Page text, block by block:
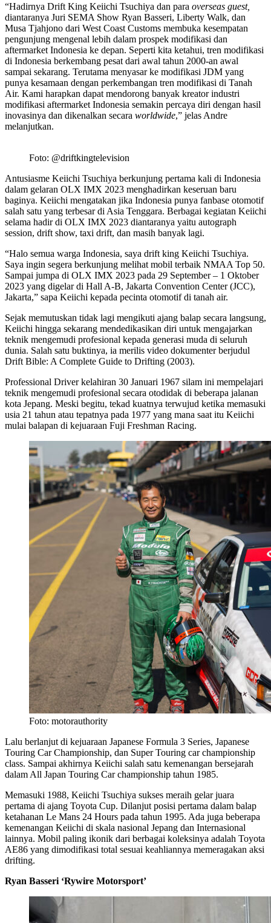
“Hadirnya Drift King Keiichi Tsuchiya dan para overseas guest,
diantaranya Juri SEMA Show Ryan Basseri, Liberty Walk, dan
Musa Tjahjono dari West Coast Customs membuka kesempatan
pengunjung mengenal lebih dalam prospek modifikasi dan
aftermarket Indonesia ke depan. Seperti kita ketahui, tren modifikasi
di Indonesia berkembang pesat dari awal tahun 2000-an awal
sampai sekarang. Terutama menyasar ke modifikasi JDM yang
punya kesamaan dengan perkembangan tren modifikasi di Tanah
Air. Kami harapkan dapat mendorong banyak kreator industri
modifikasi aftermarket Indonesia semakin percaya diri dengan hasil
inovasinya dan dikenalkan secara worldwide,” jelas Andre
melanjutkan.
Foto: @driftkingtelevision
Antusiasme Keiichi Tsuchiya berkunjung pertama kali di Indonesia
dalam gelaran OLX IMX 2023 menghadirkan keseruan baru
baginya. Keiichi mengatakan jika Indonesia punya fanbase otomotif
salah satu yang terbesar di Asia Tenggara. Berbagai kegiatan Keiichi
selama hadir di OLX IMX 2023 diantaranya yaitu autograph
session, drift show, taxi drift, dan masih banyak lagi.
“Halo semua warga Indonesia, saya drift king Keiichi Tsuchiya.
Saya ingin segera berkunjung melihat mobil terbaik NMAA Top 50.
Sampai jumpa di OLX IMX 2023 pada 29 September – 1 Oktober
2023 yang digelar di Hall A-B, Jakarta Convention Center (JCC),
Jakarta,” sapa Keiichi kepada pecinta otomotif di tanah air.
Sejak memutuskan tidak lagi mengikuti ajang balap secara langsung,
Keiichi hingga sekarang mendedikasikan diri untuk mengajarkan
teknik mengemudi profesional kepada generasi muda di seluruh
dunia. Salah satu buktinya, ia merilis video dokumenter berjudul
Drift Bible: A Complete Guide to Drifting (2003).
Professional Driver kelahiran 30 Januari 1967 silam ini mempelajari
teknik mengemudi profesional secara otodidak di beberapa jalanan
kota Jepang. Meski begitu, tekad kuatnya terwujud ketika memasuki
usia 21 tahun atau tepatnya pada 1977 yang mana saat itu Keiichi
mulai balapan di kejuaraan Fuji Freshman Racing.
Foto: motorauthority
Lalu berlanjut di kejuaraan Japanese Formula 3 Series, Japanese
Touring Car Championship, dan Super Touring car championship
class. Sampai akhirnya Keiichi salah satu kemenangan bersejarah
dalam All Japan Touring Car championship tahun 1985.
Memasuki 1988, Keiichi Tsuchiya sukses meraih gelar juara
pertama di ajang Toyota Cup. Dilanjut posisi pertama dalam balap
ketahanan Le Mans 24 Hours pada tahun 1995. Ada juga beberapa
kemenangan Keiichi di skala nasional Jepang dan Internasional
lainnya. Mobil paling ikonik dari berbagai koleksinya adalah Toyota
AE86 yang dimodifikasi total sesuai keahliannya memeragakan aksi
drifting.
Ryan Basseri ‘Rywire Motorsport’